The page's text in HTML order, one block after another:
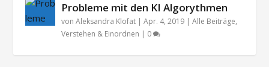
Probleme mit den KI Algorythmen
vonAleksandra Klofat |Apr. 4, 2019 |Alle Beiträge,
Verstehen & Einordnen | 0